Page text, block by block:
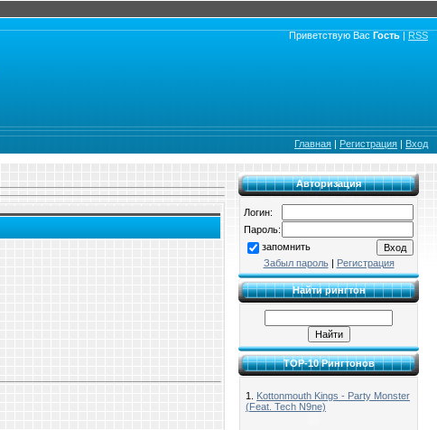
Приветствую Вас Гость | RSS
Главная | Регистрация | Вход
Авторизация
Логин:
Пароль:
запомнить
Забыл пароль| Регистрация
Найти рингтон
TOP-10 Рингтонов
1. Kottonmouth Kings - Party Monster
(Feat. Tech N9ne)